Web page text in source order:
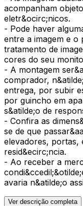
acompanham
eletr&ocirc;nicos.
- Pode haver
entre a imagem e
tratamento de
cores do seu
- A montagem
comprador,
entrega, por subir
por guincho em
s&atilde;o de
- Confira as
se de que
elevadores, portas,
resid&ecirc;ncia.
- Ao receber a
avaria n&atilde;o
Ver descrição completa